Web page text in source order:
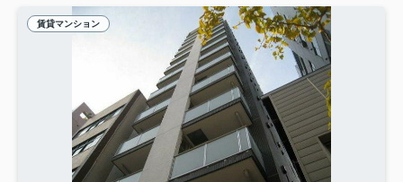
賃貸マンション